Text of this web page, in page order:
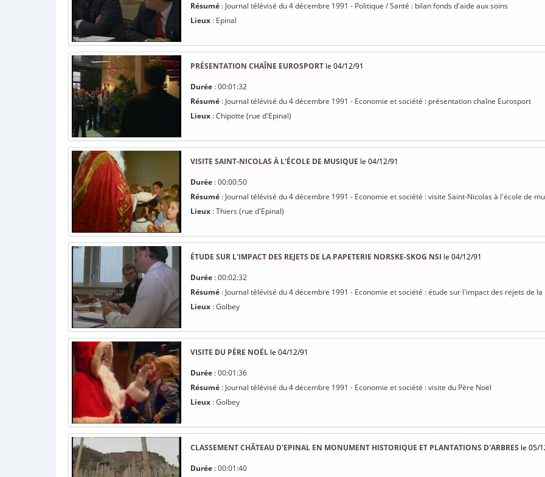
Résumé : Journal télévisé du 4 décembre 1991 - Politique / Santé : bilan fonds d'aide aux soins
Lieux : Epinal
PRÉSENTATION CHAÎNE EUROSPORT le 04/12/91
Durée : 00:01:32
Résumé : Journal télévisé du 4 décembre 1991 - Economie et société : présentation chaîne Eurosport
Lieux : Chipotte (rue d'Epinal)
VISITE SAINT-NICOLAS À L'ÉCOLE DE MUSIQUE le 04/12/91
Durée : 00:00:50
Résumé : Journal télévisé du 4 décembre 1991 - Economie et société : visite Saint-Nicolas à l'école de
Lieux : Thiers (rue d'Epinal)
ÉTUDE SUR L'IMPACT DES REJETS DE LA PAPETERIE NORSKE-SKOG NSI le 04/12/91
Durée : 00:02:32
Résumé : Journal télévisé du 4 décembre 1991 - Economie et société : étude sur l'impact des rejets de
Lieux : Golbey
VISITE DU PÈRE NOËL le 04/12/91
Durée : 00:01:36
Résumé : Journal télévisé du 4 décembre 1991 - Economie et société : visite du Père Noël
Lieux : Golbey
CLASSEMENT CHÂTEAU D'EPINAL EN MONUMENT HISTORIQUE ET PLANTATIONS D'ARBRES le 05/
Durée : 00:01:40